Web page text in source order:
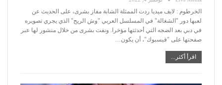
الخرطوم : لايف ميديا ردت الممثلة الشابة مفاز بشرى، على الحديث عن
لعبها دور "الشغالة" في المسلسل العربي "وش الريح" الذي يجري تصويره
في دبي بعد الضجه التي أحدثتها مؤخرا. ونفت بشرى من خلال منشور لها عبر
صفحتها على "فيسبوك"، أن يكون…
اقرأ أكثر...